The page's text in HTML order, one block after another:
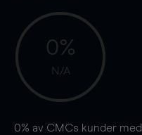
0%
N/A
0% av CMCs kunder med